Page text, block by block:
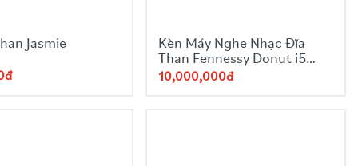
Jasmie
Kèn Máy Nghe Nhạc Đĩa
Than Fennessy Donut i5
Year of Snake
10,000,000đ